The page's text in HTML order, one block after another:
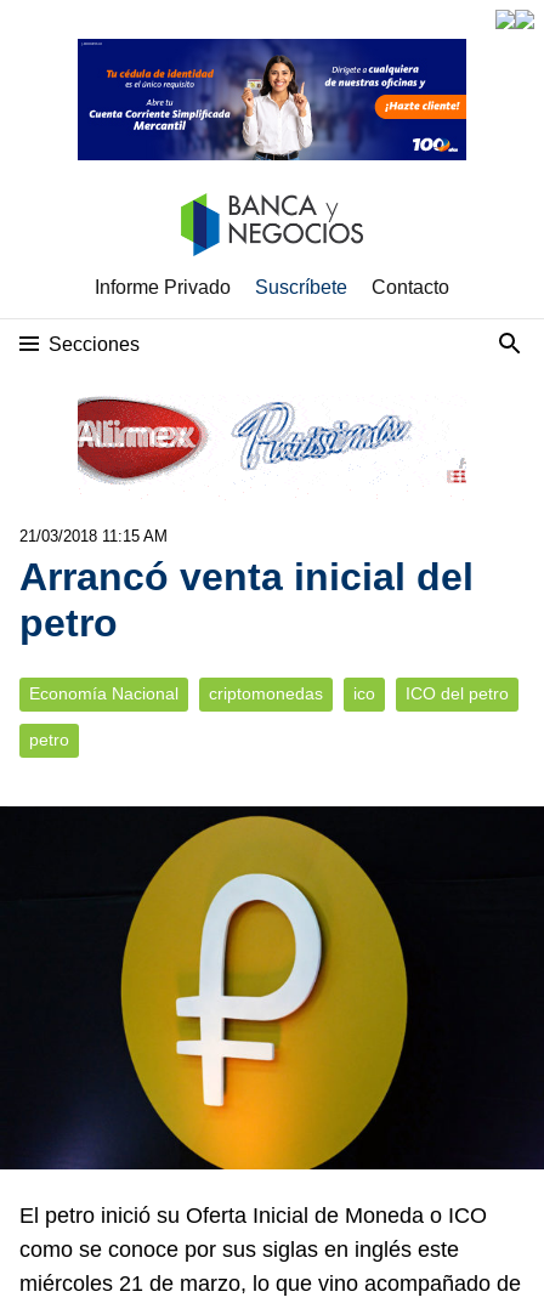
Informe Privado Suscríbete Contacto
Secciones
21/03/2018 11:15 AM
Arrancó venta inicial del
petro
Economía Nacional criptomonedas ico ICO del petro
petro
El petro inició su Oferta Inicial de Moneda o ICO
como se conoce por sus siglas en inglés este
miércoles 21 de marzo, lo que vino acompañado de